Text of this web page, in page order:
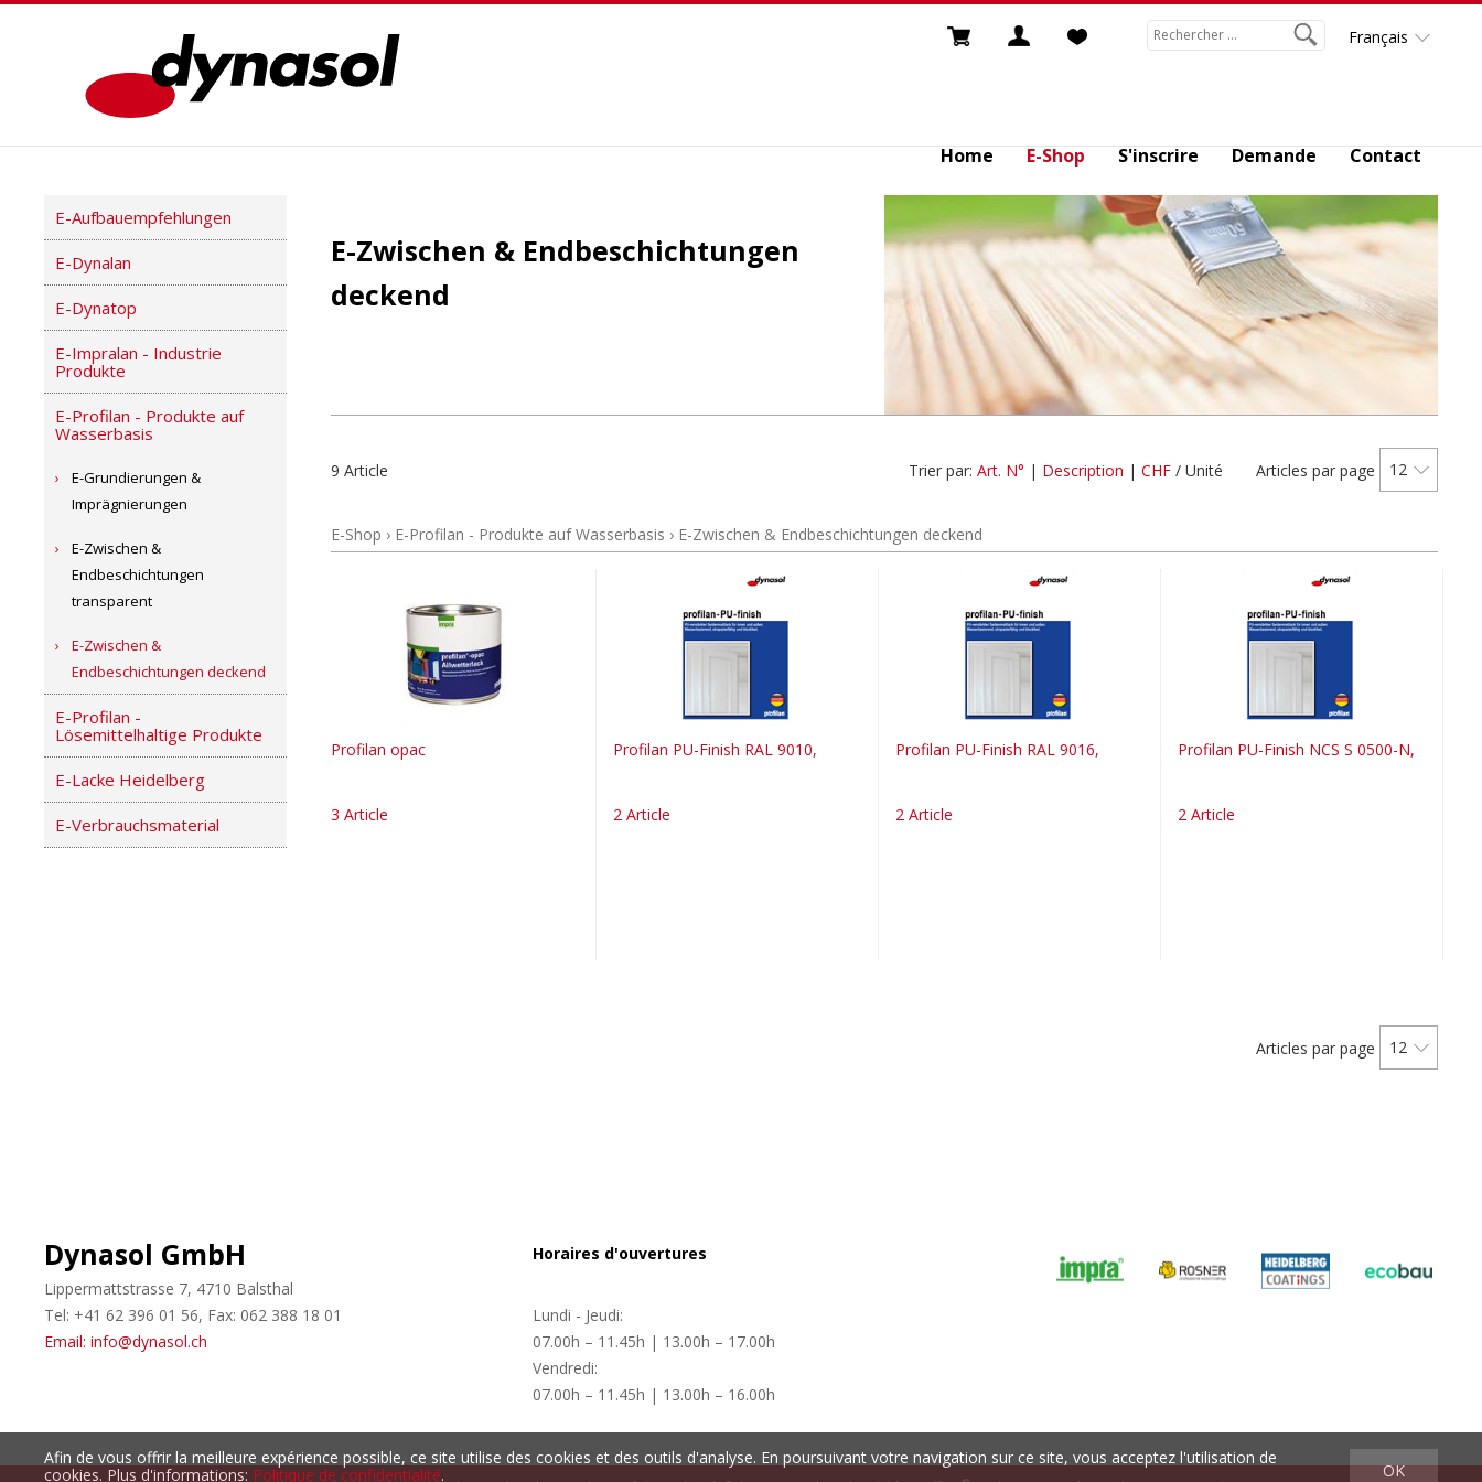
Français
Home E-Shop S'inscrire Demande Contact
E-Aufbauempfehlungen
E-Dynalan
E-Dynatop
E-Impralan - Industrie
Produkte
E-Profilan - Produkte auf
Wasserbasis
E-Grundierungen &
Imprägnierungen
E-Zwischen &
Endbeschichtungen
transparent
E-Zwischen &
Endbeschichtungen deckend
E-Profilan -
Lösemittelhaltige Produkte
E-Lacke Heidelberg
E-Verbrauchsmaterial
E-Zwischen & Endbeschichtungen
deckend
Articles par page 12
Trier par: Art. N° | Description | CHF / Unité
9 Article
E-Shop › E-Profilan - Produkte auf Wasserbasis › E-Zwischen & Endbeschichtungen deckend
Profilan opac
3 Article
Profilan PU-Finish RAL 9010,
2 Article
Profilan PU-Finish RAL 9016,
2 Article
Profilan PU-Finish NCS S 0500-N,
2 Article
Articles par page 12
Dynasol GmbH
Lippermattstrasse 7, 4710 Balsthal
Tel: +41 62 396 01 56, Fax: 062 388 18 01
Email: info@dynasol.ch
Horaires d'ouvertures
Lundi - Jeudi:
07.00h – 11.45h | 13.00h – 17.00h
Vendredi:
07.00h – 11.45h | 13.00h – 16.00h
OK
Afin de vous offrir la meilleure expérience possible, ce site utilise des cookies et des outils d'analyse. En poursuivant votre navigation sur ce site, vous acceptez l'utilisation de
cookies. Plus d'informations: Politique de confidentialité.